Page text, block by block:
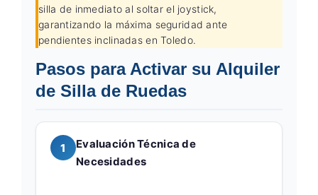
silla de inmediato al soltar el joystick,
garantizando la máxima seguridad ante
pendientes inclinadas en Toledo.
Pasos para Activar su Alquiler
de Silla de Ruedas
1
Evaluación Técnica de
Necesidades